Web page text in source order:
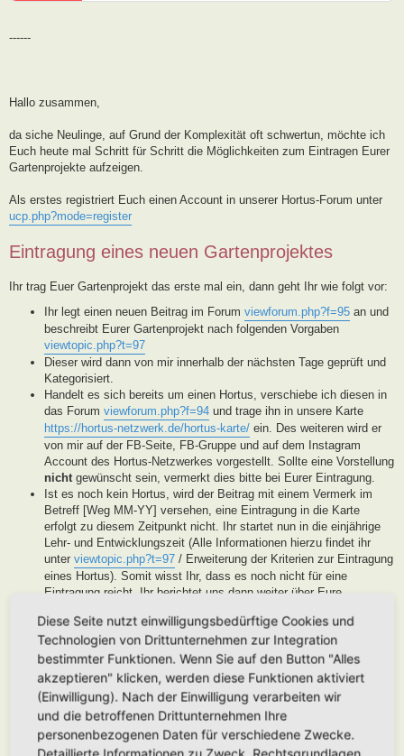
------
Hallo zusammen,
da siche Neulinge, auf Grund der Komplexität oft schwertun, möchte ich
Euch heute mal Schritt für Schritt die Möglichkeiten zum Eintragen Eurer
Gartenprojekte aufzeigen.
Als erstes registriert Euch einen Account in unserer Hortus-Forum unter
ucp.php?mode=register
Eintragung eines neuen Gartenprojektes
Ihr trag Euer Gartenprojekt das erste mal ein, dann geht Ihr wie folgt vor:
Ihr legt einen neuen Beitrag im Forum viewforum.php?f=95 an und
beschreibt Eurer Gartenprojekt nach folgenden Vorgaben
viewtopic.php?t=97
Dieser wird dann von mir innerhalb der nächsten Tage geprüft und
Kategorisiert.
Handelt es sich bereits um einen Hortus, verschiebe ich diesen in
das Forum viewforum.php?f=94 und trage ihn in unsere Karte
https://hortus-netzwerk.de/hortus-karte/ ein. Des weiteren wird er
von mir auf der FB-Seite, FB-Gruppe und auf dem Instagram
Account des Hortus-Netzwerkes vorgestellt. Sollte eine Vorstellung
nichtgewünscht sein, vermerkt dies bitte bei Eurer Eintragung.
Ist es noch kein Hortus, wird der Beitrag mit einem Vermerk im
Betreff [Weg MM-YY] versehen, eine Eintragung in die Karte
erfolgt zu diesem Zeitpunkt nicht. Ihr startet nun in die einjährige
Lehr- und Entwicklungszeit (Alle Informationen hierzu findet ihr
unter viewtopic.php?t=97 / Erweiterung der Kriterien zur Eintragung
eines Hortus). Somit wisst Ihr, dass es noch nicht für eine
Eintragung reicht, Ihr berichtet uns dann weiter über Eure
der Entwicklung Eures Gartens. Wenn unser Moderatorenteam der
Meinung ist, Euer Garten ist soweit, werden wir diesen als Hortus
eintragen. Eine Überprüfung erfolgt spätestens nach Ablauf des
Lehr- und Entwicklungsjahres. Stellen wir in dieser Zeit keine
Aktivität fest, werden wir die Eintragung archivieren.
Handelt es sich generell um keinen Hortus sondern um ein
Hortanes Habitat (Alle Gartenprojekte, die keinen klassischen
Hortus mit den drei Zonen darstellen, aber in Anlehnung an das
Diese Seite nutzt einwilligungsbedürftige Cookies und
Technologien von Drittunternehmen zur Integration
bestimmter Funktionen. Wenn Sie auf den Button "Alles
akzeptieren" klicken, werden diese Funktionen aktiviert
(Einwilligung). Nach der Einwilligung verarbeiten wir
und die betroffenen Drittunternehmen Ihre
personenbezogenen Daten für verschiedene Zwecke.